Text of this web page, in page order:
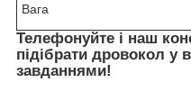
Вага
Телефонуйте і наш
підібрати дровокол у
завданнями!